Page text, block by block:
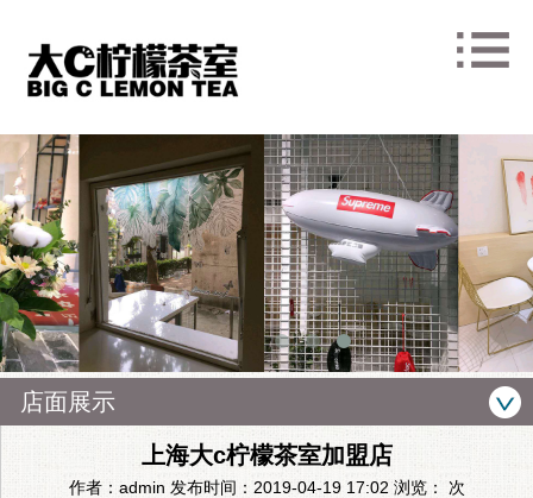
店面展示
上海大c柠檬茶室加盟店
作者：admin 发布时间：2019-04-19 17:02 浏览： 次